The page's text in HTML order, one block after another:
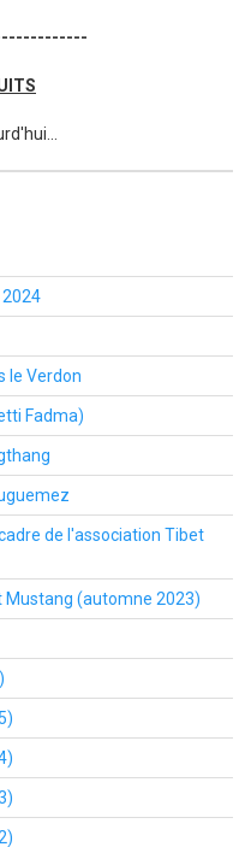
2024
le Verdon
Fadma)
de l'association Tibet
Mustang (automne 2023)